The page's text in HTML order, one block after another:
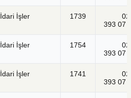
İdari İşler 1739
393 07
İdari İşler 1754
393 07
İdari İşler 1741
393 07